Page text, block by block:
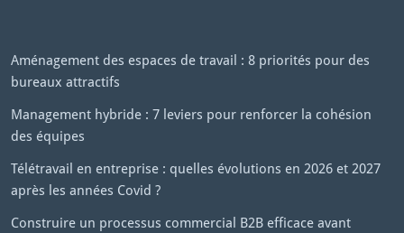
Aménagement des espaces de travail : 8 priorités pour des
bureaux attractifs
Management hybride : 7 leviers pour renforcer la cohésion
des équipes
Télétravail en entreprise : quelles évolutions en 2026 et 2027
après les années Covid ?
Construire un processus commercial B2B efficace avant